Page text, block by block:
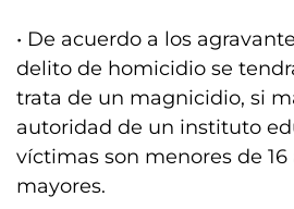
• De acuerdo a los
delito de homicidio se
trata de un magnicidio, si
autoridad de un instituto
víctimas son menores de
mayores.